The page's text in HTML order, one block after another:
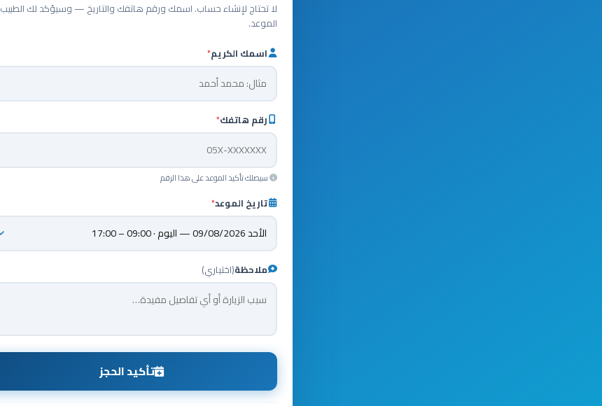
لا تحتاج لإنشاء حساب. اسمك ورقم هاتفك والتاريخ — وسيؤكد لك الطبيب
الموعد.
اسمك الكريم*
رقم هاتفك*
سيصلك تأكيد الموعد على هذا الرقم
تاريخ الموعد*
ملاحظة(اختياري)
تأكيد الحجز